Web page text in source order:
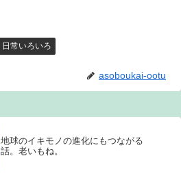
日常いろいろ
asoboukai-ootu
地球のイキモノの進化にもつながる
話。老いもね。